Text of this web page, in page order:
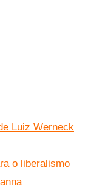
Luiz Werneck
o liberalismo